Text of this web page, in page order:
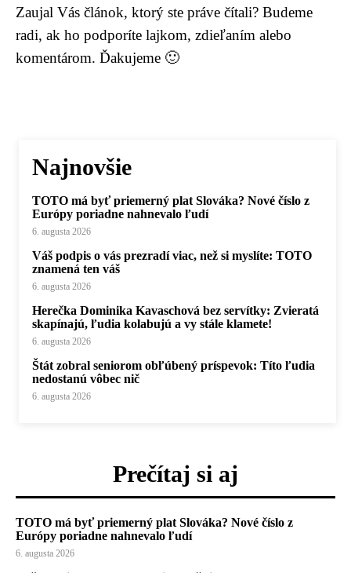
Zaujal Vás článok, ktorý ste práve čítali? Budeme
radi, ak ho podporíte lajkom, zdieľaním alebo
komentárom. Ďakujeme 🙂
Najnovšie
TOTO má byť priemerný plat Slováka? Nové číslo z
Európy poriadne nahnevalo ľudí
6. augusta 2026
Váš podpis o vás prezradí viac, než si myslíte: TOTO
znamená ten váš
6. augusta 2026
Herečka Dominika Kavaschová bez servítky: Zvieratá
skapínajú, ľudia kolabujú a vy stále klamete!
6. augusta 2026
Štát zobral seniorom obľúbený príspevok: Títo ľudia
nedostanú vôbec nič
6. augusta 2026
Prečítaj si aj
TOTO má byť priemerný plat Slováka? Nové číslo z
Európy poriadne nahnevalo ľudí
6. augusta 2026